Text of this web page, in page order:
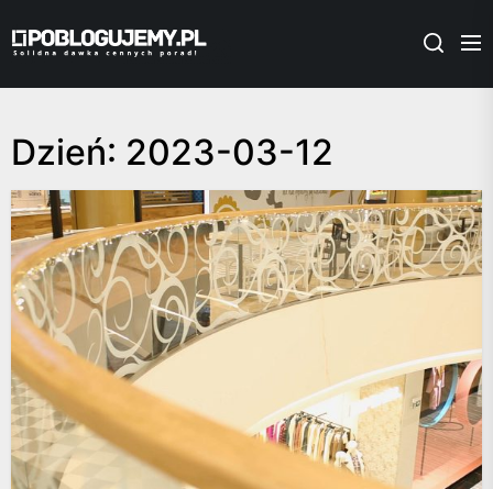
to
content
Dzień: 2023-03-12